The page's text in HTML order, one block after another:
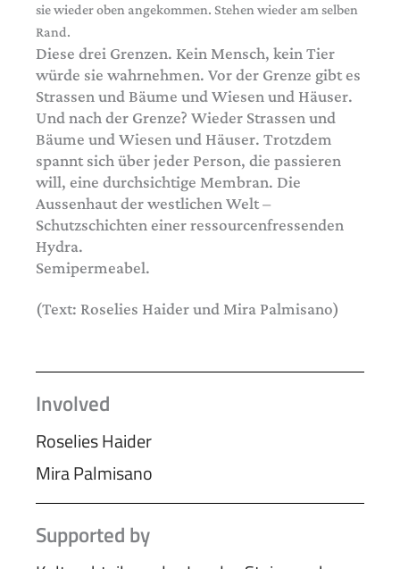
sie wieder oben ­angekommen. Stehen wieder am selben
Rand.
Diese drei Grenzen. Kein Mensch, kein Tier
würde sie wahrnehmen. Vor der Grenze gibt es
Strassen und Bäume und Wiesen und Häuser.
Und nach der Grenze? Wieder Strassen und
Bäume und ­Wiesen und Häuser. Trotzdem
spannt sich über jeder Person, die passieren
will, eine durchsichtige Membran. Die
Aussenhaut der westlichen Welt –
Schutzschichten einer ressourcenfressenden
Hydra.
Semipermeabel.
(Text: Roselies ­Haider und Mira Palmisano)
Involved
Roselies Haider
Mira Palmisano
Supported by